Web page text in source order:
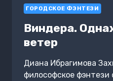
ГОРОДСКОЕ ФЭНТЕЗИ
Виндера.
ветер
Диана Ибрагимова
философское фэнтези